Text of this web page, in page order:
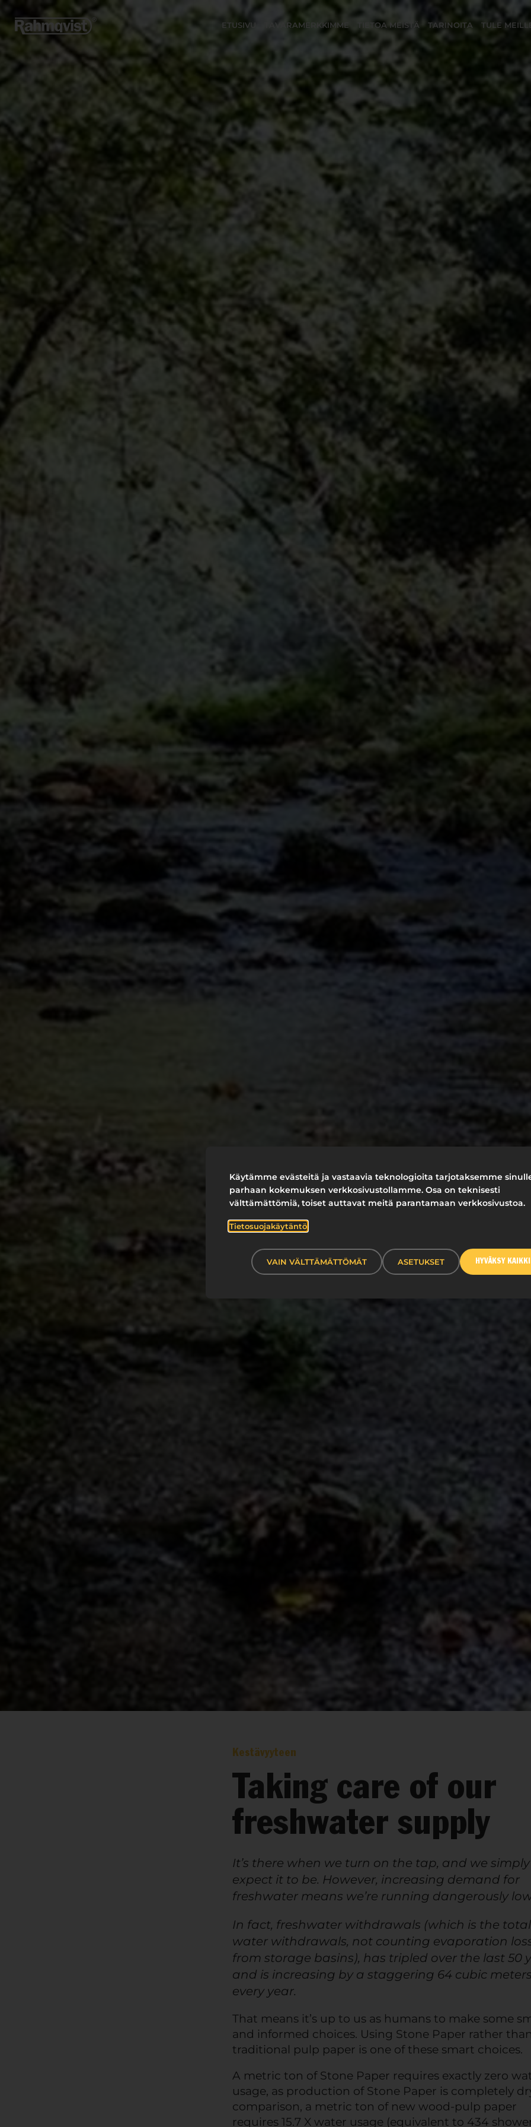
ETUSIVU TAVARAMERKKIMME TIETOA MEISTÄ TARINOITA TULE
Kestävyyteen
Taking care of our
freshwater supply
It’s there when we turn on the tap, and we simply
expect it to be. However, increasing demand for
freshwater means we’re running dangerously
In fact, freshwater withdrawals (which is the total
water withdrawals, not counting evaporation
from storage basins), has tripled over the last 50
and is increasing by a staggering 64 cubic
every year.
That means it’s up to us as humans to make some
and informed choices. Using Stone Paper rather
traditional pulp paper is one of these smart choices.
A metric ton of Stone Paper requires exactly zero
usage, as production of Stone Paper is completely
comparison, a metric ton of new wood-pulp paper
requires 15.7 X water usage (equivalent to 434
Käytämme evästeitä ja vastaavia teknologioita tarjotaksemme
parhaan kokemuksen verkkosivustollamme. Osa on teknisesti
välttämättömiä, toiset auttavat meitä parantamaan verkkosivustoa.
Tietosuojakäytäntö
VAIN VÄLTTÄMÄTTÖMÄT ASETUKSET HYVÄKSY KAIKKI